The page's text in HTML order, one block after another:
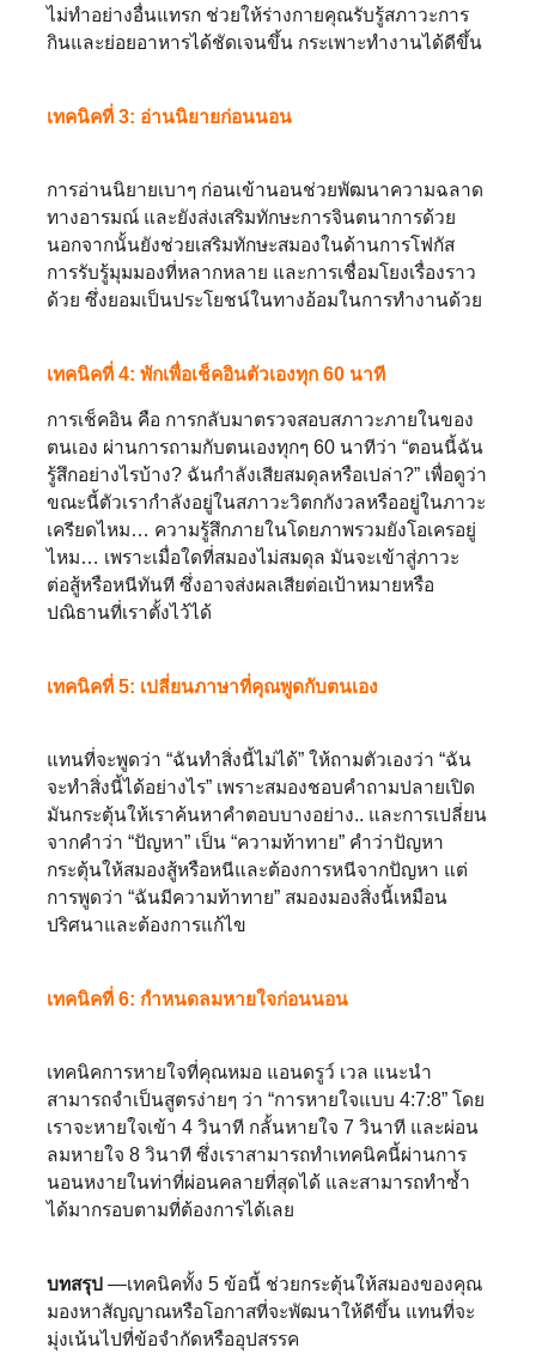
ไม่ทำอย่างอื่นแทรก ช่วยให้ร่างกายคุณรับรู้สภาวะการ
กินและย่อยอาหารได้ชัดเจนขึ้น กระเพาะทำงานได้ดีขึ้น
เทคนิคที่ 3: อ่านนิยายก่อนนอน
การอ่านนิยายเบาๆ ก่อนเข้านอนช่วยพัฒนาความฉลาด
ทางอารมณ์ และยังส่งเสริมทักษะการจินตนาการด้วย
นอกจากนั้นยังช่วยเสริมทักษะสมองในด้านการโฟกัส
การรับรู้มุมมองที่หลากหลาย และการเชื่อมโยงเรื่องราว
ด้วย ซึ่งยอมเป็นประโยชน์ในทางอ้อมในการทำงานด้วย
เทคนิคที่ 4: พักเพื่อเช็คอินตัวเองทุก 60 นาที
การเช็คอิน คือ การกลับมาตรวจสอบสภาวะภายในของ
ตนเอง ผ่านการถามกับตนเองทุกๆ 60 นาทีว่า “ตอนนี้ฉัน
รู้สึกอย่างไรบ้าง? ฉันกำลังเสียสมดุลหรือเปล่า?” เพื่อดูว่า
ขณะนี้ตัวเรากำลังอยู่ในสภาวะวิตกกังวลหรืออยู่ในภาวะ
เครียดไหม… ความรู้สึกภายในโดยภาพรวมยังโอเครอยู่
ไหม… เพราะเมื่อใดที่สมองไม่สมดุล มันจะเข้าสู่ภาวะ
ต่อสู้หรือหนีทันที ซึ่งอาจส่งผลเสียต่อเป้าหมายหรือ
ปณิธานที่เราตั้งไว้ได้
เทคนิคที่ 5: เปลี่ยนภาษาที่คุณพูดกับตนเอง
แทนที่จะพูดว่า “ฉันทำสิ่งนี้ไม่ได้” ให้ถามตัวเองว่า “ฉัน
จะทำสิ่งนี้ได้อย่างไร” เพราะสมองชอบคำถามปลายเปิด
มันกระตุ้นให้เราค้นหาคำตอบบางอย่าง.. และการเปลี่ยน
จากคำว่า “ปัญหา” เป็น “ความท้าทาย” คำว่าปัญหา
กระตุ้นให้สมองสู้หรือหนีและต้องการหนีจากปัญหา แต่
การพูดว่า “ฉันมีความท้าทาย” สมองมองสิ่งนี้เหมือน
ปริศนาและต้องการแก้ไข
เทคนิคที่ 6: กำหนดลมหายใจก่อนนอน
เทคนิคการหายใจที่คุณหมอ แอนดรูว์ เวล แนะนำ
สามารถจำเป็นสูตรง่ายๆ ว่า “การหายใจแบบ 4:7:8” โดย
เราจะหายใจเข้า 4 วินาที กลั้นหายใจ 7 วินาที และผ่อน
ลมหายใจ 8 วินาที ซึ่งเราสามารถทำเทคนิคนี้ผ่านการ
นอนหงายในท่าที่ผ่อนคลายที่สุดได้ และสามารถทำซ้ำ
ได้มากรอบตามที่ต้องการได้เลย
บทสรุป —เทคนิคทั้ง 5 ข้อนี้ ช่วยกระตุ้นให้สมองของคุณ
มองหาสัญญาณหรือโอกาสที่จะพัฒนาให้ดีขึ้น แทนที่จะ
มุ่งเน้นไปที่ข้อจำกัดหรืออุปสรรค